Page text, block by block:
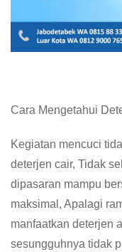
Cara Mengetahui
Kegiatan mencuci
deterjen cair, Tidak
dipasaran mampu
maksimal, Apalagi
manfaatkan deterjen
sesungguhnya tidak